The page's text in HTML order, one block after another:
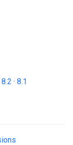
8.2 · 8.1